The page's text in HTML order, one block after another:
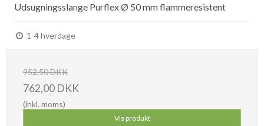
Udsugningsslange Purflex Ø 50 mm flammeresistent
1-4 hverdage
952,50 DKK
762,00 DKK
(inkl. moms)
Vis produkt